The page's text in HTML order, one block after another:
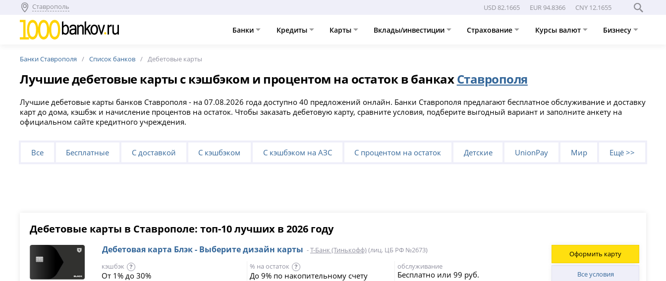
Ставрополь USD 82.1665 EUR 94.8366 CNY 12.1655
Банки Кредиты Карты Вклады/инвестиции Страхование Курсы валют Бизнесу
Банки Ставрополя Список банков Дебетовые карты
Лучшие дебетовые карты с кэшбэком и процентом на остаток в банкахСтаврополя
Лучшие дебетовые карты банков Ставрополя - на 07.08.2026 года доступно 40 предложений онлайн. Банки Ставрополя предлагают бесплатное обслуживание и доставку
карт до дома, кэшбэк и начисление процентов на остаток. Чтобы заказать дебетовую карту, сравните условия, подберите выгодный вариант и заполните анкету на
официальном сайте кредитного учреждения.
Все Бесплатные С доставкой С кэшбэком С кэшбэком на АЗС С процентом на остаток Детские UnionPay Мир Ещё >>
Дебетовые карты в Ставрополе: топ-10 лучших в 2026 году
Дебетовая карта Блэк - Выберите дизайн карты -Т-Банк (Тинькофф)(лиц. ЦБ РФ №2673)
кэшбэк
?
От 1% до 30%
% на остаток ?
До 9% по накопительному счету
обслуживание
Бесплатно или 99 руб. Все условия
Оформить карту